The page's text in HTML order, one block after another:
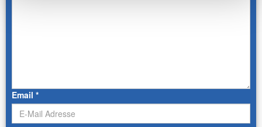
Email *